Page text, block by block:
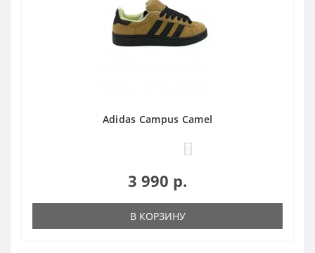
Adidas Campus Camel
3 990 р.
В КОРЗИНУ